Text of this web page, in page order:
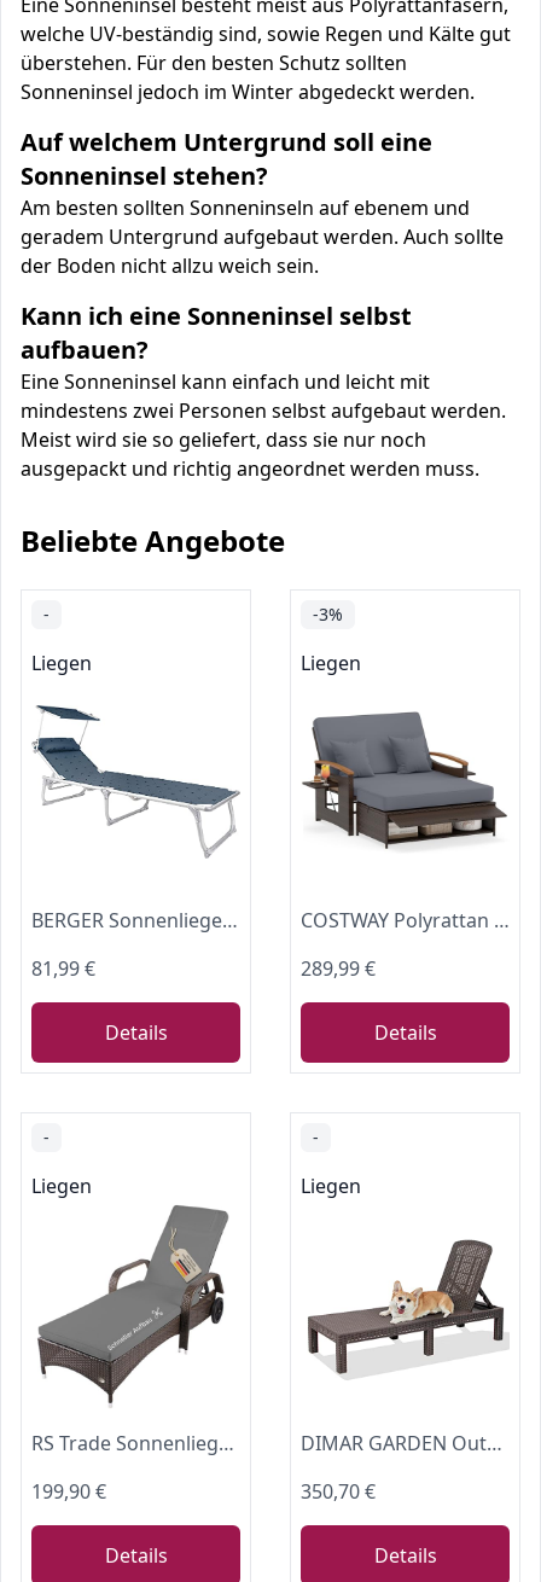
welche UV-beständig sind, sowie Regen und Kälte gut
überstehen. Für den besten Schutz sollten
Sonneninsel jedoch im Winter abgedeckt werden.
Auf welchem Untergrund soll eine
Sonneninsel stehen?
Am besten sollten Sonneninseln auf ebenem und
geradem Untergrund aufgebaut werden. Auch sollte
der Boden nicht allzu weich sein.
Kann ich eine Sonneninsel selbst
aufbauen?
Eine Sonneninsel kann einfach und leicht mit
mindestens zwei Personen selbst aufgebaut werden.
Meist wird sie so geliefert, dass sie nur noch
ausgepackt und richtig angeordnet werden muss.
Beliebte Angebote
-
Liegen
BERGER Sonnenliege mit Dach | Klappbare Campingliege mit 5-Fach Verstellbarer Rückenlehne & Kopfpolster | Wetterfeste Gartenliege aus Aluminium, schnelltrocknend & belastbar bis 120 kg
81,99 €
Details
-3%
Liegen
COSTWAY Polyrattan Sonnenliege, Gartenliege mit Verstellbarer Rückenlehne
289,99 €
Details
-
Liegen
RS Trade Sonnenliege Gartenliege Toscana Wetterfest mit Rollen – Polyrattan Rattan Liege Outdoor mit Armlehne, Verstellbare Relaxliege für Garten, Terrasse, Balkon, braun mit Grauer Auflage & Kissen
199,90 €
Details
-
Liegen
DIMAR GARDEN Outdoor-Chaiselonge, Pool-Lounge-Stuhl, wasserdicht, Mokka
350,70 €
Details